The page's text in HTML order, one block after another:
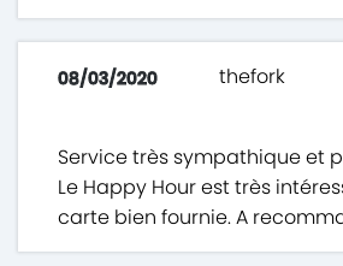
08/03/2020 thefork
Service très sympathique et
Le Happy Hour est très
carte bien fournie. A